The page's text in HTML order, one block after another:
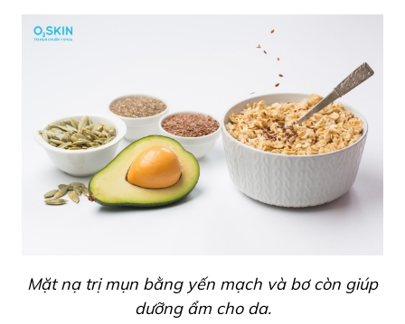
Mặt nạ trị mụn bằng yến mạch và bơ còn giúp
dưỡng ẩm cho da.